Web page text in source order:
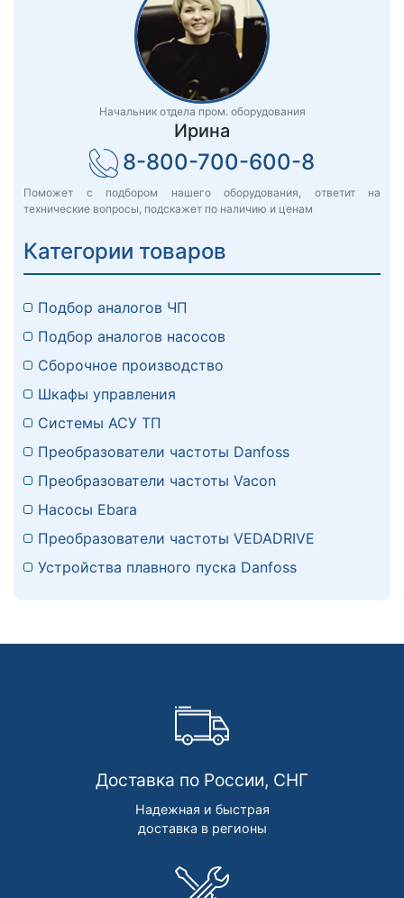
Начальник отдела пром. оборудования
Ирина
8-800-700-600-8
Поможет с подбором нашего оборудования, ответит на
технические вопросы, подскажет по наличию и ценам
Категории товаров
Подбор аналогов ЧП
Подбор аналогов насосов
Сборочное производство
Шкафы управления
Системы АСУ ТП
Преобразователи частоты Danfoss
Преобразователи частоты Vacon
Насосы Ebara
Преобразователи частоты VEDADRIVE
Устройства плавного пуска Danfoss
Доставка по России, СНГ
Надежная и быстрая
доставка в регионы